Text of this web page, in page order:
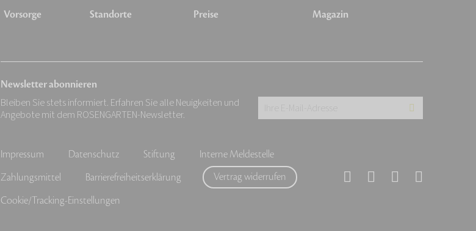
Vorsorge Standorte Preise Magazin
Newsletter abonnieren
Bleiben Sie stets informiert. Erfahren Sie alle Neuigkeiten und
Angebote mit dem ROSENGARTEN-Newsletter.
Adresse:
*
Impressum Datenschutz Stiftung
Interne Meldestelle
Zahlungsmittel
Barrierefreiheitserklärung
Vertrag widerrufen
Cookie/Tracking-Einstellungen